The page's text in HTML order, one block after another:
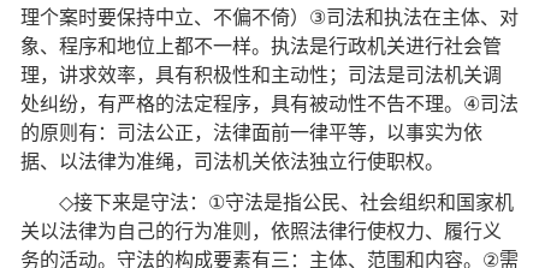
理个案时要保持中立、不偏不倚） ③司法和执法在主体、对
象、程序和地位上都不一样。执法是行政机关进行社会管
理，讲求效率，具有积极性和主动性；司法是司法机关调
处纠纷，有严格的法定程序，具有被动性不告不理。 ④司法
的原则有：司法公正，法律面前一律平等，以事实为依
据、以法律为准绳，司法机关依法独立行使职权。
◇接下来是守法： ①守法是指公民、社会组织和国家机
关以法律为自己的行为准则，依照法律行使权力、履行义
务的活动。守法的构成要素有三：主体、范围和内容。 ②需